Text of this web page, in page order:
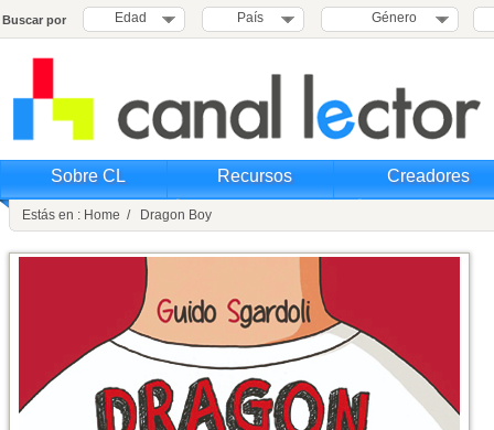
Buscar por Edad País Género
Sobre CL Recursos Creadores
Estás en : Home / Dragon Boy